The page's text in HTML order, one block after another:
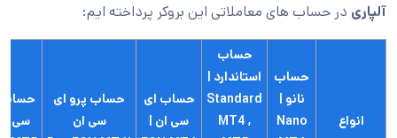
آلپاری در حساب های معاملاتی این بروکر پرداخته ایم:
انواع
حساب
نانو |
Nano
حساب
استاندارد |
Standard
MT4 ,
حساب ای
سی ان |
حساب پرو ای
سی ان
حساب
سی